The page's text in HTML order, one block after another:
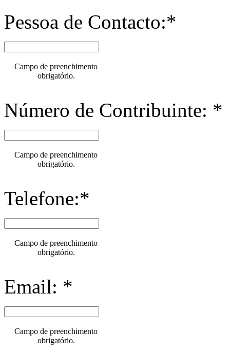
Pessoa de Contacto:*
Campo de preenchimento
obrigatório.
Número de Contribuinte: *
Campo de preenchimento
obrigatório.
Telefone:*
Campo de preenchimento
obrigatório.
Email: *
Campo de preenchimento
obrigatório.